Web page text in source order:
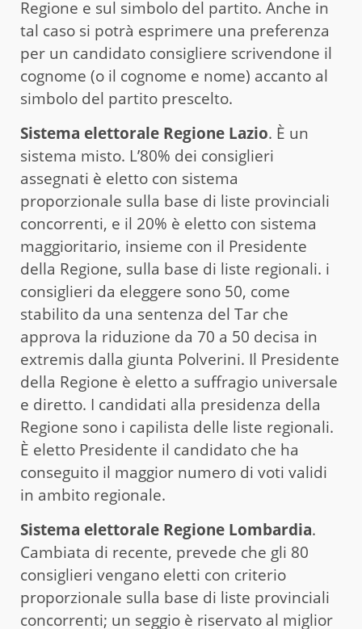
Regione e sul simbolo del partito. Anche in
tal caso si potrà esprimere una preferenza
per un candidato consigliere scrivendone il
cognome (o il cognome e nome) accanto al
simbolo del partito prescelto.
Sistema elettorale Regione Lazio. È un
sistema misto. L’80% dei consiglieri
assegnati è eletto con sistema
proporzionale sulla base di liste provinciali
concorrenti, e il 20% è eletto con sistema
maggioritario, insieme con il Presidente
della Regione, sulla base di liste regionali. i
consiglieri da eleggere sono 50, come
stabilito da una sentenza del Tar che
approva la riduzione da 70 a 50 decisa in
extremis dalla giunta Polverini. Il Presidente
della Regione è eletto a suffragio universale
e diretto. I candidati alla presidenza della
Regione sono i capilista delle liste regionali.
È eletto Presidente il candidato che ha
conseguito il maggior numero di voti validi
in ambito regionale.
Sistema elettorale Regione Lombardia.
Cambiata di recente, prevede che gli 80
consiglieri vengano eletti con criterio
proporzionale sulla base di liste provinciali
concorrenti; un seggio è riservato al miglior